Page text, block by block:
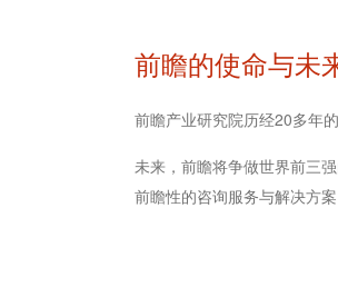
前瞻的使命与未
前瞻产业研究院历经20多年
未来，前瞻将争做世界前三
前瞻性的咨询服务与解决方